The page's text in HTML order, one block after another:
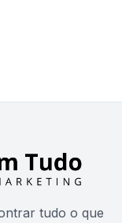
tudo o que